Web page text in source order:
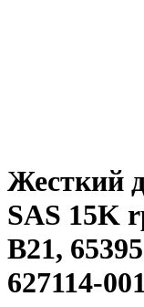
Жесткий
SAS 15K
B21,
627114-